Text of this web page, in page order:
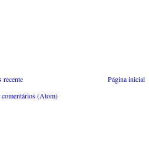
recente
Página inicial
comentários (Atom)